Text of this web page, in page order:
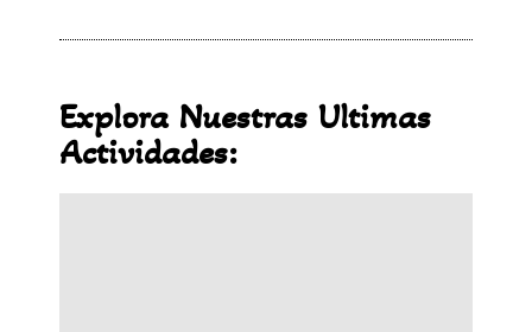
Explora Nuestras Ultimas
Actividades: